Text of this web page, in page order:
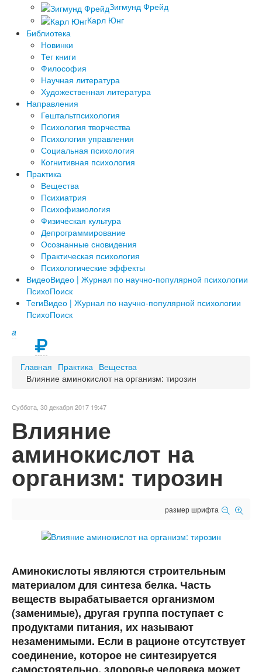
Зигмунд Фрейд
Карл Юнг
Библиотека
Новинки
Тег книги
Философия
Научная литература
Художественная литература
Направления
Гештальтпсихология
Психология творчества
Психология управления
Социальная психология
Когнитивная психология
Практика
Вещества
Психиатрия
Психофизиология
Физическая культура
Депрограммирование
Осознанные сновидения
Практическая психология
Психологические эффекты
ВидеоВидео | Журнал по научно-популярной психологии
ПсихоПоиск
ТегиВидео | Журнал по научно-популярной психологии
ПсихоПоиск
a
Главная Практика Вещества
Влияние аминокислот на организм: тирозин
Суббота, 30 декабря 2017 19:47
Влияние
аминокислот на
организм: тирозин
размер шрифта
Аминокислоты являются строительным
материалом для синтеза белка. Часть
веществ вырабатывается организмом
(заменимые), другая группа поступает с
продуктами питания, их называют
незаменимыми. Если в рационе отсутствует
соединение, которое не синтезируется